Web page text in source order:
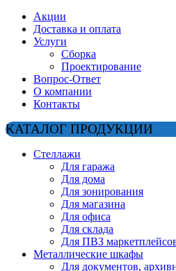
Акции
Доставка и оплата
Услуги
Сборка
Проектирование
Вопрос-Ответ
О компании
Контакты
КАТАЛОГ ПРОДУКЦИИ
Стеллажи
Для гаража
Для дома
Для зонирования
Для магазина
Для офиса
Для склада
Для ПВЗ
Металлические шкафы
Для документов,